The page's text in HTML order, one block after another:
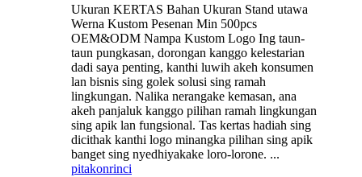
Ukuran KERTAS Bahan Ukuran Stand utawa
Werna Kustom Pesenan Min 500pcs
OEM&ODM Nampa Kustom Logo Ing taun-
taun pungkasan, dorongan kanggo kelestarian
dadi saya penting, kanthi luwih akeh konsumen
lan bisnis sing golek solusi sing ramah
lingkungan. Nalika nerangake kemasan, ana
akeh panjaluk kanggo pilihan ramah lingkungan
sing apik lan fungsional. Tas kertas hadiah sing
dicithak kanthi logo minangka pilihan sing apik
banget sing nyedhiyakake loro-lorone. ...
pitakonrinci